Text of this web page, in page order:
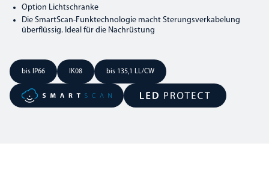
Option Lichtschranke
Die SmartScan-Funktechnologie macht Sterungsverkabelung
überflüssig. Ideal für die Nachrüstung
bis IP66 IK08 bis 135,1 LL/CW